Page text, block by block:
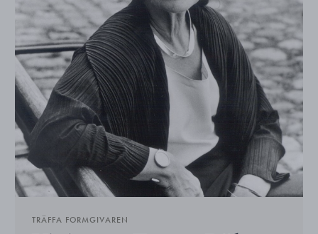
TRÄFFA FORMGIVAREN